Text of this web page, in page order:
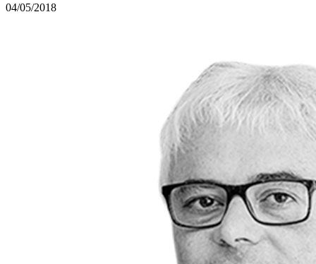
04/05/2018